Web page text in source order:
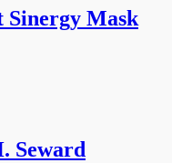
Sinergy Mask
Seward